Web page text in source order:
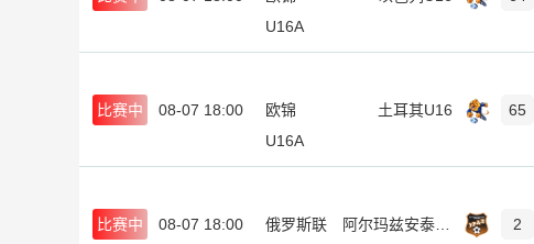
U16A
比赛中 08-07 18:00
欧锦
U16A
土耳其U16 65
比赛中 08-07 18:00
俄罗斯联
2